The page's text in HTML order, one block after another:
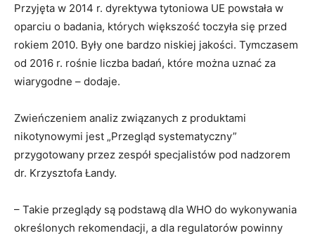
Przyjęta w 2014 r. dyrektywa tytoniowa UE powstała w
oparciu o badania, których większość toczyła się przed
rokiem 2010. Były one bardzo niskiej jakości. Tymczasem
od 2016 r. rośnie liczba badań, które można uznać za
wiarygodne – dodaje.
Zwieńczeniem analiz związanych z produktami
nikotynowymi jest „Przegląd systematyczny”
przygotowany przez zespół specjalistów pod nadzorem
dr. Krzysztofa Łandy.
– Takie przeglądy są podstawą dla WHO do wykonywania
określonych rekomendacji, a dla regulatorów powinny